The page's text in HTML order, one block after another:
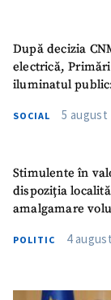
După decizia
electrică,
iluminatul
SOCIAL 5 august
Stimulente în
dispoziția
amalgamare
POLITIC 4